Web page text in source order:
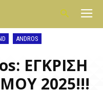
ANDROS
ΕΓΚΡΙΣΗ
2025!!!